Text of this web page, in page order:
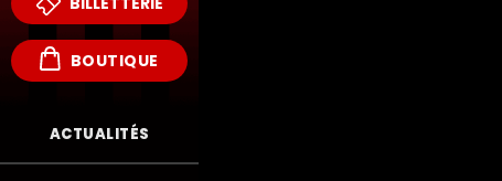
BOUTIQUE
ACTUALITÉS